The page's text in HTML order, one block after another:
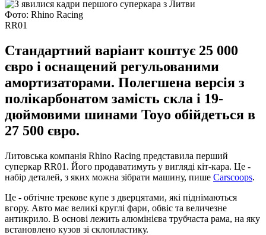
Фото: Rhino Racing
RR01
Стандартний варіант коштує 25 000
євро і оснащений регульованими
амортизаторами. Полегшена версія з
полікарбонатом замість скла і 19-
дюймовими шинами Toyo обійдеться в
27 500 євро.
Литовська компанія Rhino Racing представила перший
суперкар RR01. Його продаватимуть у вигляді кіт-кара. Це -
набір деталей, з яких можна зібрати машину, пише Carscoops.
Це - обтічне трекове купе з дверцятами, які піднімаються
вгору. Авто має великі круглі фари, обвіс та величезне
антикрило. В основі лежить алюмінієва трубчаста рама, на яку
встановлено кузов зі склопластику.